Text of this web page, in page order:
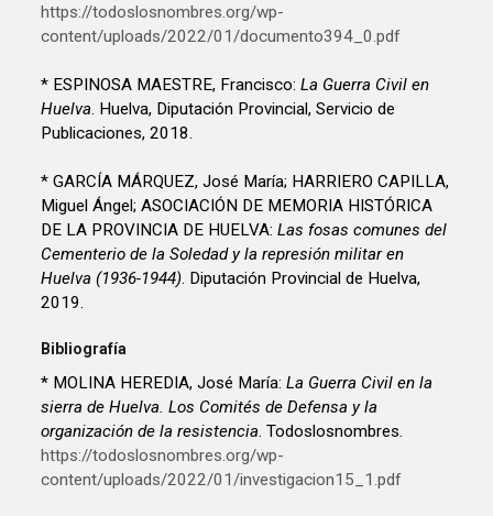
https://todoslosnombres.org/wp-
content/uploads/2022/01/documento394_0.pdf
* ESPINOSA MAESTRE, Francisco:La Guerra Civil en
Huelva. Huelva, Diputación Provincial, Servicio de
Publicaciones, 2018.
* GARCÍA MÁRQUEZ, José María; HARRIERO CAPILLA,
Miguel Ángel; ASOCIACIÓN DE MEMORIA HISTÓRICA
DE LA PROVINCIA DE HUELVA:Las fosas comunes del
Cementerio de la Soledad y la represión militar en
Huelva (1936-1944). Diputación Provincial de Huelva,
2019.
Bibliografía
* MOLINA HEREDIA, José María:La Guerra Civil en la
sierra de Huelva. Los Comités de Defensa y la
organización de la resistencia. Todoslosnombres.
https://todoslosnombres.org/wp-
content/uploads/2022/01/investigacion15_1.pdf